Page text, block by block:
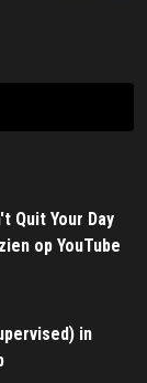
Quit Your Day
op YouTube
in